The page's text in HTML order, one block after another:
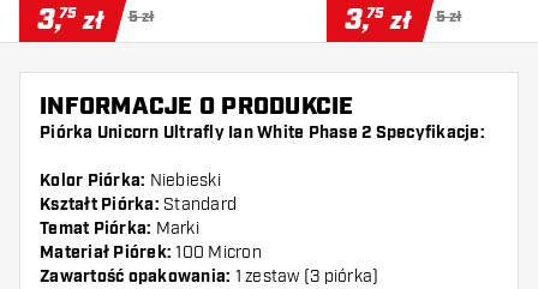
3,75 zł 5 zł 3,75 zł 5 zł
INFORMACJE O PRODUKCIE
Piórka Unicorn Ultrafly Ian White Phase 2 Specyfikacje:
Kolor Piórka: Niebieski
Kształt Piórka: Standard
Temat Piórka: Marki
Materiał Piórek: 100 Micron
Zawartość opakowania: 1 zestaw (3 piórka)